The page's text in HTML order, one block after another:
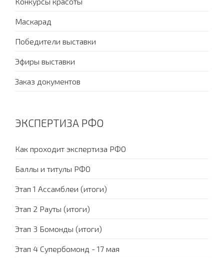
Маскарад
Победители выставки
Эфиры выставки
Заказ документов
ЭКСПЕРТИЗА РФО
Как проходит экспертиза РФО
Баллы и титулы РФО
Этап 1 Ассамблеи (итоги)
Этап 2 Рауты (итоги)
Этап 3 Бомонды (итоги)
Этап 4 Супербомонд - 17 мая